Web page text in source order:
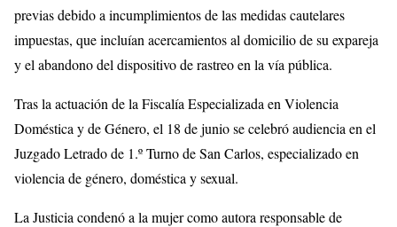
previas debido a incumplimientos de las medidas cautelares
impuestas, que incluían acercamientos al domicilio de su expareja
y el abandono del dispositivo de rastreo en la vía pública.
Tras la actuación de la Fiscalía Especializada en Violencia
Doméstica y de Género, el 18 de junio se celebró audiencia en el
Juzgado Letrado de 1.º Turno de San Carlos, especializado en
violencia de género, doméstica y sexual.
La Justicia condenó a la mujer como autora responsable de